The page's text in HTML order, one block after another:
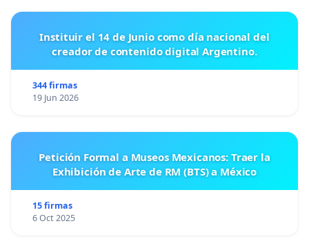
Instituir el 14 de Junio como día nacional del
creador de contenido digital Argentino.
344 firmas
19 Jun 2026
Petición Formal a Museos Mexicanos: Traer la
Exhibición de Arte de RM (BTS) a México
15 firmas
6 Oct 2025